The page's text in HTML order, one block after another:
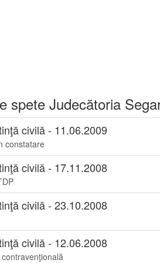
spete Judecătoria
civilă - 11.06.2009
constatare
civilă - 17.11.2008
civilă - 23.10.2008
civilă - 12.06.2008